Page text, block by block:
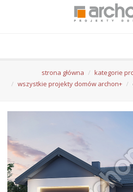
strona główna
kategorie
wszystkie projekty domów archon+